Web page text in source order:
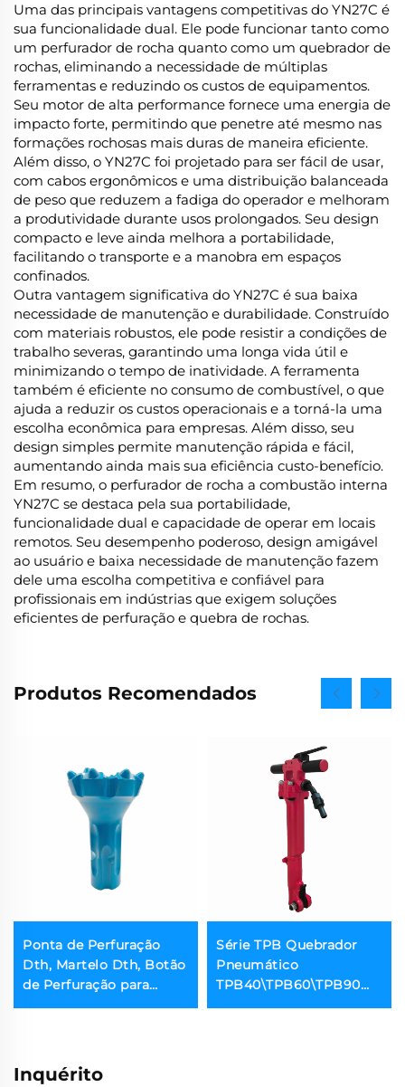
Uma das principais vantagens competitivas do YN27C é
sua funcionalidade dual. Ele pode funcionar tanto como
um perfurador de rocha quanto como um quebrador de
rochas, eliminando a necessidade de múltiplas
ferramentas e reduzindo os custos de equipamentos.
Seu motor de alta performance fornece uma energia de
impacto forte, permitindo que penetre até mesmo nas
formações rochosas mais duras de maneira eficiente.
Além disso, o YN27C foi projetado para ser fácil de usar,
com cabos ergonômicos e uma distribuição balanceada
de peso que reduzem a fadiga do operador e melhoram
a produtividade durante usos prolongados. Seu design
compacto e leve ainda melhora a portabilidade,
facilitando o transporte e a manobra em espaços
confinados.
Outra vantagem significativa do YN27C é sua baixa
necessidade de manutenção e durabilidade. Construído
com materiais robustos, ele pode resistir a condições de
trabalho severas, garantindo uma longa vida útil e
minimizando o tempo de inatividade. A ferramenta
também é eficiente no consumo de combustível, o que
ajuda a reduzir os custos operacionais e a torná-la uma
escolha econômica para empresas. Além disso, seu
design simples permite manutenção rápida e fácil,
aumentando ainda mais sua eficiência custo-benefício.
Em resumo, o perfurador de rocha a combustão interna
YN27C se destaca pela sua portabilidade,
funcionalidade dual e capacidade de operar em locais
remotos. Seu desempenho poderoso, design amigável
ao usuário e baixa necessidade de manutenção fazem
dele uma escolha competitiva e confiável para
profissionais em indústrias que exigem soluções
eficientes de perfuração e quebra de rochas.
Produtos Recomendados
Ponta de Perfuração
Dth, Martelo Dth, Botão
de Perfuração para
Poços
Série TPB Quebrador
Pneumático
TPB40\TPB60\TPB90
Quebrador de
Inquérito